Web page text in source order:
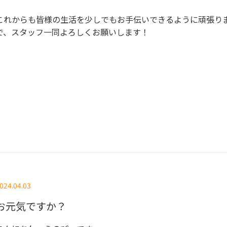
れからも皆様の生活を少しでもお手伝いできるように頑張り
、スタッフ一同よろしくお願いします！
元気ですか？